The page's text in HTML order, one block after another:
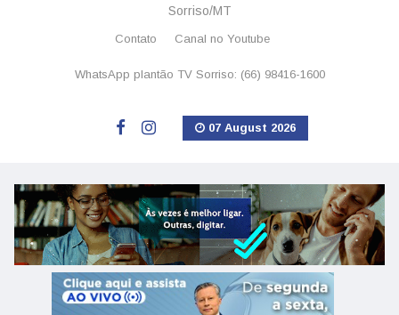
Sorriso/MT
Contato Canal no Youtube
WhatsApp plantão TV Sorriso: (66) 98416-1600
07 August 2026